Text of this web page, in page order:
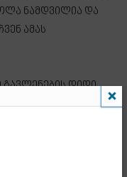
ნამდვილია და
ამას
დიდი,
აშშ-ში,